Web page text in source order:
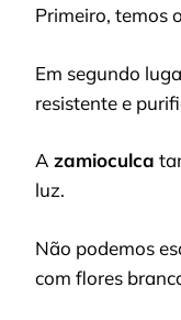
Primeiro, temos o
Em segundo
resistente e
A zamioculca
luz.
Não podemos
com flores